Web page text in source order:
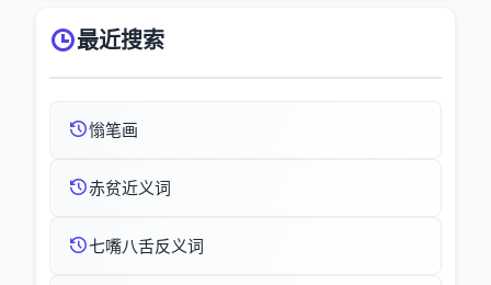
最近搜索
慃笔画
赤贫近义词
七嘴八舌反义词